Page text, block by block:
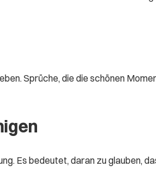
Sprüche, die die schönen
Es bedeutet, daran zu glauben,